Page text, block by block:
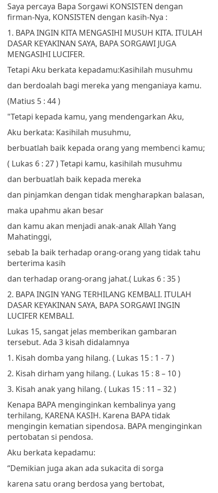
Saya percaya Bapa Sorgawi KONSISTEN dengan
firman-Nya, KONSISTEN dengan kasih-Nya :
1. BAPA INGIN KITA MENGASIHI MUSUH KITA. ITULAH
DASAR KEYAKINAN SAYA, BAPA SORGAWI JUGA
MENGASIHI LUCIFER.
Tetapi Aku berkata kepadamu:Kasihilah musuhmu
dan berdoalah bagi mereka yang menganiaya kamu.
(Matius 5 : 44 )
"Tetapi kepada kamu, yang mendengarkan Aku,
Aku berkata: Kasihilah musuhmu,
berbuatlah baik kepada orang yang membenci kamu;
( Lukas 6 : 27 )Tetapi kamu, kasihilah musuhmu
dan berbuatlah baik kepada mereka
dan pinjamkan dengan tidak mengharapkan balasan,
maka upahmu akan besar
dan kamu akan menjadi anak-anak Allah Yang
Mahatinggi,
sebab Ia baik terhadap orang-orang yang tidak tahu
berterima kasih
dan terhadap orang-orang jahat.( Lukas 6 : 35 )
2. BAPA INGIN YANG TERHILANG KEMBALI. ITULAH
DASAR KEYAKINAN SAYA, BAPA SORGAWI INGIN
LUCIFER KEMBALI.
Lukas 15, sangat jelas memberikan gambaran
tersebut. Ada 3 kisah didalamnya
1. Kisah domba yang hilang. ( Lukas 15 : 1 - 7 )
2. Kisah dirham yang hilang. ( Lukas 15 : 8 – 10 )
3. Kisah anak yang hilang. ( Lukas 15 : 11 – 32 )
Kenapa BAPA menginginkan kembalinya yang
terhilang, KARENA KASIH. Karena BAPA tidak
mengingin kematian sipendosa. BAPA menginginkan
pertobatan si pendosa.
Aku berkata kepadamu:
“Demikian juga akan ada sukacita di sorga
karena satu orang berdosa yang bertobat,